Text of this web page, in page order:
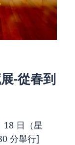
-從春到
18 日（星
分舉行]